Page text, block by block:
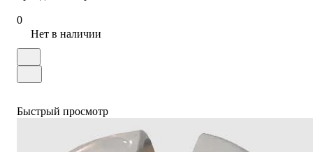
0
Нет в наличии
Быстрый просмотр